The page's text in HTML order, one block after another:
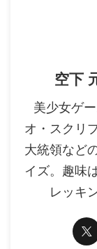
空下
美少女ゲ
オ・スクリ
大統領など
イズ。趣味
レッキ